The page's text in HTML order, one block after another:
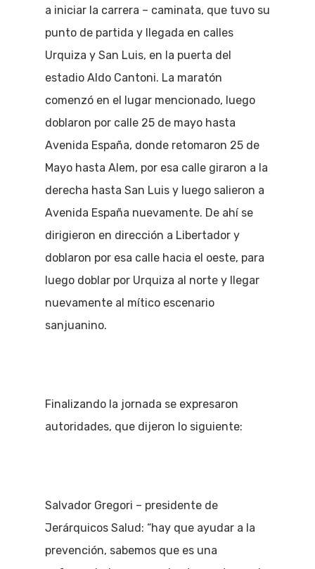
a iniciar la carrera – caminata, que tuvo su
punto de partida y llegada en calles
Urquiza y San Luis, en la puerta del
estadio Aldo Cantoni. La maratón
comenzó en el lugar mencionado, luego
doblaron por calle 25 de mayo hasta
Avenida España, donde retomaron 25 de
Mayo hasta Alem, por esa calle giraron a la
derecha hasta San Luis y luego salieron a
Avenida España nuevamente. De ahí se
dirigieron en dirección a Libertador y
doblaron por esa calle hacia el oeste, para
luego doblar por Urquiza al norte y llegar
nuevamente al mítico escenario
sanjuanino.
Finalizando la jornada se expresaron
autoridades, que dijeron lo siguiente:
Salvador Gregori – presidente de
Jerárquicos Salud: “hay que ayudar a la
prevención, sabemos que es una